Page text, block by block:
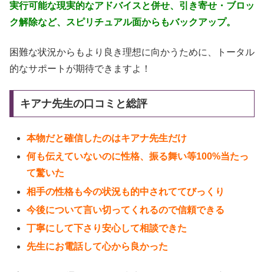
実行可能な現実的なアドバイスと併せ、引き寄せ・ブロッ
ク解除など、スピリチュアル面からもバックアップ。
困難な状況からもより良き理想に向かうために、トータル
的なサポートが期待できますよ！
キアナ先生の口コミと総評
本物だと確信したのはキアナ先生だけ
何も伝えていないのに性格、振る舞い等100%当たっ
て驚いた
相手の性格も今の状況も的中されててびっくり
今後について言い切ってくれるので信頼できる
丁寧にして下さり安心して相談できた
先生にお電話して心から良かった